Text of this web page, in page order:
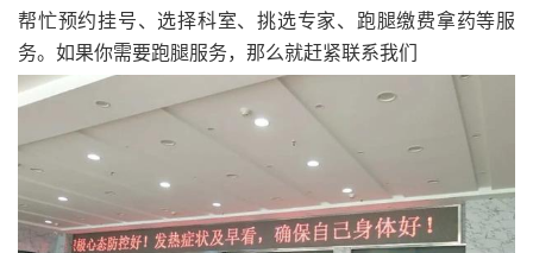
帮忙预约挂号、选择科室、挑选专家、跑腿缴费拿药等服
务。如果你需要跑腿服务，那么就赶紧联系我们